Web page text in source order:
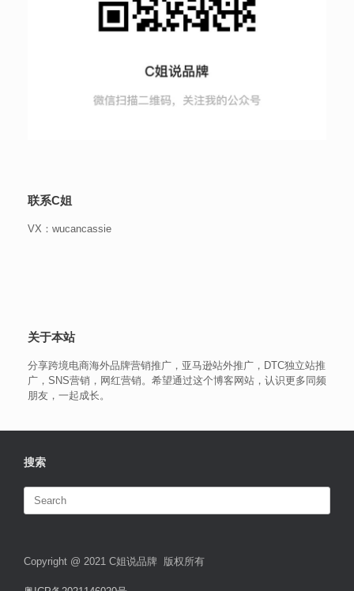
联系C姐
VX：wucancassie
关于本站
分享跨境电商海外品牌营销推广，亚马逊站外推广，DTC独立站推
广，SNS营销，网红营销。希望通过这个博客网站，认识更多同频
朋友，一起成长。
搜索
Search
Copyright @ 2021 C姐说品牌 版权所有